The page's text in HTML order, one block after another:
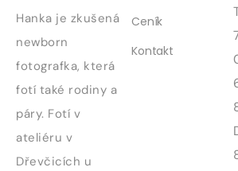
Hanka je zkušená
newborn
fotografka, která
fotí také rodiny a
páry. Fotí v
ateliéru v
Dřevčicích u
Ceník
Kontakt